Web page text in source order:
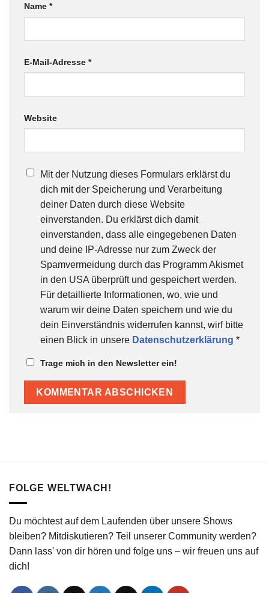
Name *
E-Mail-Adresse *
Website
Mit der Nutzung dieses Formulars erklärst du
dich mit der Speicherung und Verarbeitung
deiner Daten durch diese Website
einverstanden. Du erklärst dich damit
einverstanden, dass alle eingegebenen Daten
und deine IP-Adresse nur zum Zweck der
Spamvermeidung durch das Programm Akismet
in den USA überprüft und gespeichert werden.
Für detaillierte Informationen, wo, wie und
warum wir deine Daten speichern und wie du
dein Einverständnis widerrufen kannst, wirf bitte
einen Blick in unsere Datenschutzerklärung *
Trage mich in den Newsletter ein!
FOLGE WELTWACH!
Du möchtest auf dem Laufenden über unsere Shows
bleiben? Mitdiskutieren? Teil unserer Community werden?
Dann lass' von dir hören und folge uns – wir freuen uns auf
dich!